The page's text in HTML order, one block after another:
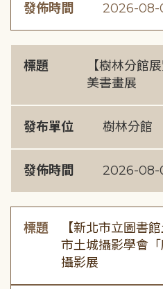
發佈時間 2026-08-
標題
【樹林分館
美書畫展
發布單位 樹林分館
發佈時間 2026-08-
標題
【新北市立圖書
市土城攝影學會「
攝影展